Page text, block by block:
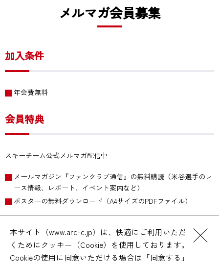
メルマガ会員募集
加入条件
年会費無料
会員特典
スキーチーム公式メルマガ配信中
メールマガジン『ファンクラブ通信』の無料購読（米谷選手のレ
ース情報、レポート、イベント案内など）
ポスターの無料ダウンロード（A4サイズのPDFファイル）
メルマガ会員になる
スキーチームトップ
本サイト（www.arc-c.jp）は、快適にご利用いただ
くためにクッキー（Cookie）を使用しております。
Cookieの使用に同意いただける場合は「同意する」